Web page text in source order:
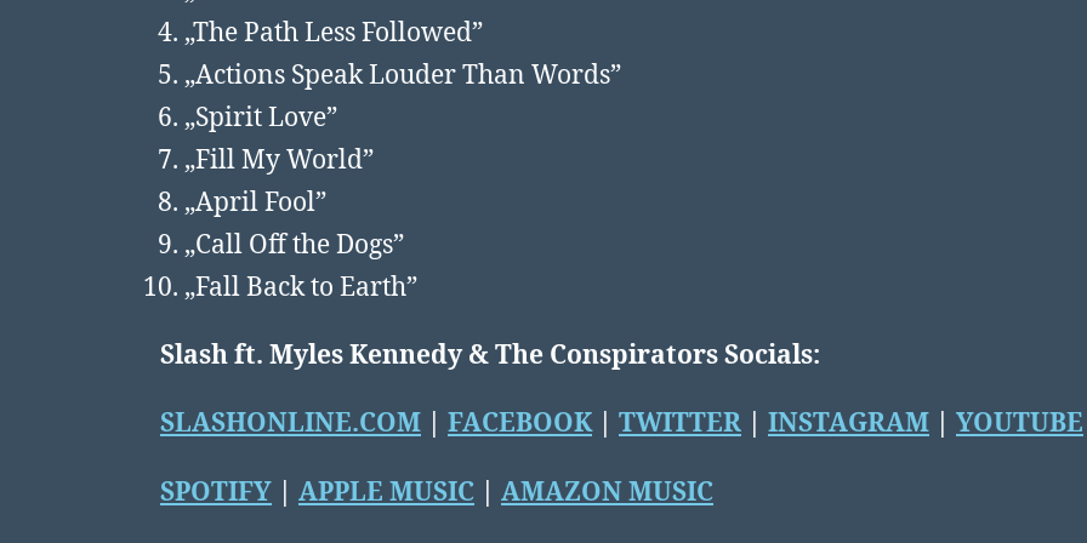
„The Path Less Followed”
„Actions Speak Louder Than Words”
„Spirit Love”
„Fill My World”
„April Fool”
„Call Off the Dogs”
„Fall Back to Earth”
Slash ft. Myles Kennedy & The ConspiratorsSocials:
SLASHONLINE.COM FACEBOOK| TWITTER INSTAGRAM YOUTUBE
SPOTIFY APPLE MUSIC AMAZON MUSIC